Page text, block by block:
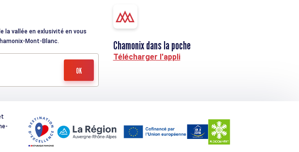
la vallée en exlusivité en vous
Mont-Blanc.
Chamonix dans la poche
Télécharger l'appli